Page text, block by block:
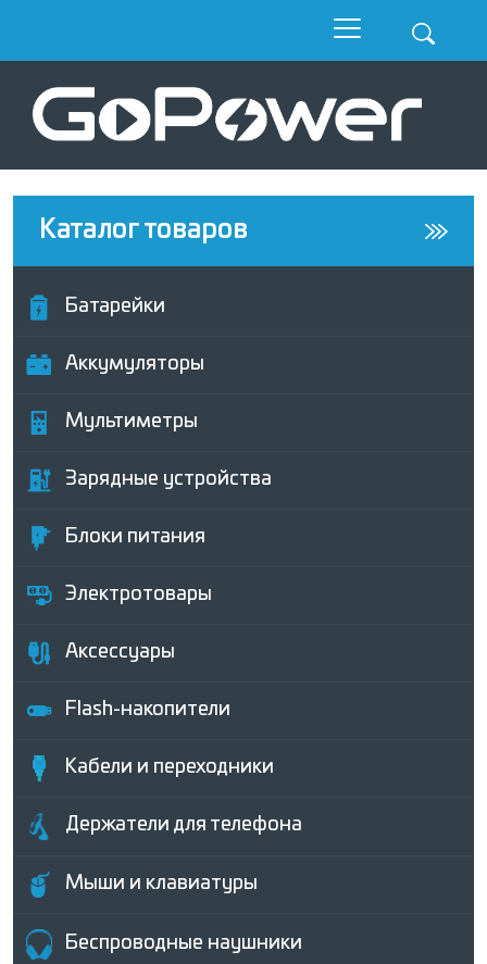
Каталог товаров
Батарейки
Аккумуляторы
Мультиметры
Зарядные устройства
Блоки питания
Электротовары
Аксессуары
Flash-накопители
Кабели и переходники
Держатели для телефона
Мыши и клавиатуры
Беcпроводные наушники